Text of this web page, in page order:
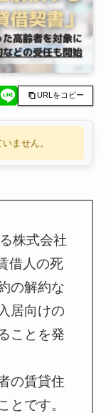
URLをコピー
ません。
株式会社
借人の死
の解約な
居向けの
ことを発
の賃貸住
とです。